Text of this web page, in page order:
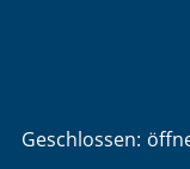
Klicken, um
Geschlossen: